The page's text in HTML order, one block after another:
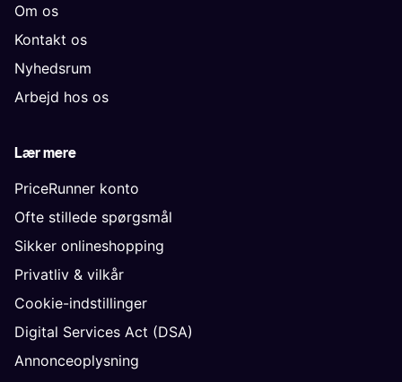
Om os
Kontakt os
Nyhedsrum
Arbejd hos os
Lær mere
PriceRunner konto
Ofte stillede spørgsmål
Sikker onlineshopping
Privatliv & vilkår
Cookie-indstillinger
Digital Services Act (DSA)
Annonceoplysning